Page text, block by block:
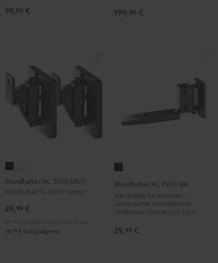
59,00 €
(Paar)(Paar)
199,00 €
AC
3500
(Paar)
AC
3500
(Paar)
Wandhalter AC 3500 SM (Paar)
Wandhalter für Micro-Lautsprecher
29,99 €
19, 99 € Originalpreis
AC
7500
SM
Schwarz
Wandhalter AC 7500 SM
Wandhalter für Kompakt-
Lautsprecher im klassischen
Holzboxen-Format und Dipole
29,99 €